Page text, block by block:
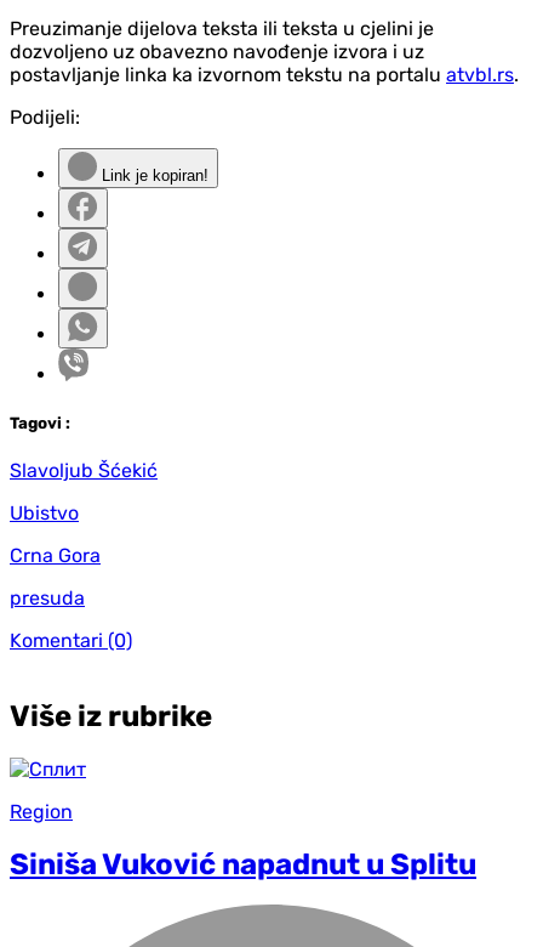
Preuzimanje dijelova teksta ili teksta u cjelini je
dozvoljeno uz obavezno navođenje izvora i uz
postavljanje linka ka izvornom tekstu na portalu atvbl.rs.
Podijeli:
Link je kopiran!
Tagovi :
Slavoljub Šćekić
Ubistvo
Crna Gora
presuda
Komentari (0)
Više iz rubrike
Region
Siniša Vuković napadnut u Splitu